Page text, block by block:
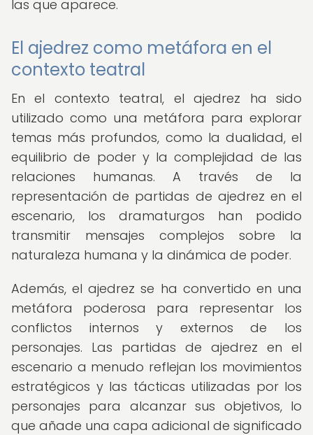
las que aparece.
El ajedrez como metáfora en el
contexto teatral
En el contexto teatral, el ajedrez ha sido
utilizado como una metáfora para explorar
temas más profundos, como la dualidad, el
equilibrio de poder y la complejidad de las
relaciones humanas. A través de la
representación de partidas de ajedrez en el
escenario, los dramaturgos han podido
transmitir mensajes complejos sobre la
naturaleza humana y la dinámica de poder.
Además, el ajedrez se ha convertido en una
metáfora poderosa para representar los
conflictos internos y externos de los
personajes. Las partidas de ajedrez en el
escenario a menudo reflejan los movimientos
estratégicos y las tácticas utilizadas por los
personajes para alcanzar sus objetivos, lo
que añade una capa adicional de significado